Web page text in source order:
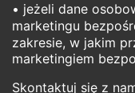
• jeżeli dane
marketingu
zakresie, w jakim
marketingiem
Skontaktuj się z